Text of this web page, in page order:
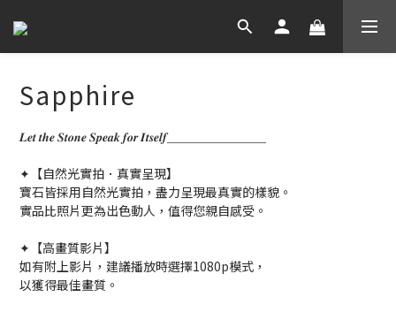
Sapphire
𝑳𝒆𝒕 𝒕𝒉𝒆 𝑺𝒕𝒐𝒏𝒆 𝑺𝒑𝒆𝒂𝒌 𝒇𝒐𝒓 𝑰𝒕𝒔𝒆𝒍𝒇＿＿＿＿＿＿＿＿
✦【自然光實拍．真實呈現】
寶石皆採用自然光實拍，盡力呈現最真實的樣貌。
實品比照片更為出色動人，值得您親自感受。
✦【高畫質影片】
如有附上影片，建議播放時選擇1080p模式，
以獲得最佳畫質。